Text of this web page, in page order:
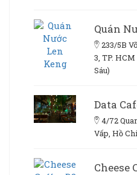
Quán
233/5B
3, TP.
Sáu)
Data
4/72
Vấp, Hồ
Cheese